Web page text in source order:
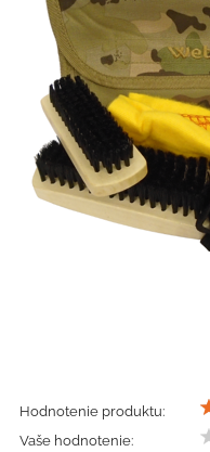
Hodnotenie produktu:
Vaše hodnotenie: